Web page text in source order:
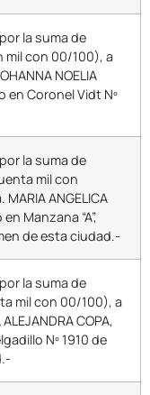
la suma de
mil con 00/100), a
NOELIA
en Coronel Vidt Nº
la suma de
mil con
ANGELICA
Manzana “A”,
de esta ciudad.-
la suma de
mil con 00/100), a
COPA,
Nº 1910 de